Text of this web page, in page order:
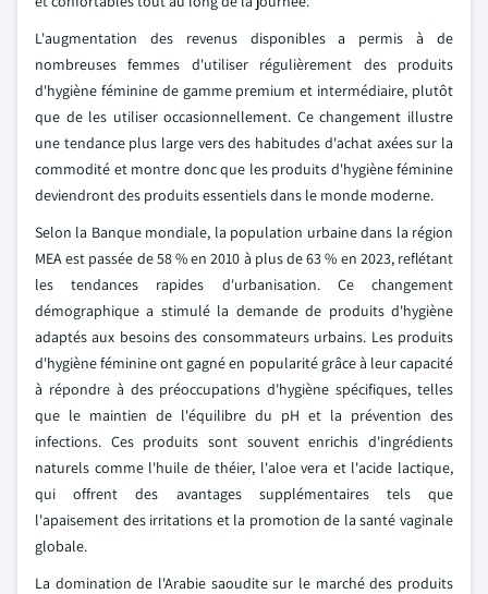
L'augmentation des revenus disponibles a permis à de
nombreuses femmes d'utiliser régulièrement des produits
d'hygiène féminine de gamme premium et intermédiaire, plutôt
que de les utiliser occasionnellement. Ce changement illustre
une tendance plus large vers des habitudes d'achat axées sur la
commodité et montre donc que les produits d'hygiène féminine
deviendront des produits essentiels dans le monde moderne.
Selon la Banque mondiale, la population urbaine dans la région
MEA est passée de 58 % en 2010 à plus de 63 % en 2023, reflétant
les tendances rapides d'urbanisation. Ce changement
démographique a stimulé la demande de produits d'hygiène
adaptés aux besoins des consommateurs urbains. Les produits
d'hygiène féminine ont gagné en popularité grâce à leur capacité
à répondre à des préoccupations d'hygiène spécifiques, telles
que le maintien de l'équilibre du pH et la prévention des
infections. Ces produits sont souvent enrichis d'ingrédients
naturels comme l'huile de théier, l'aloe vera et l'acide lactique,
qui offrent des avantages supplémentaires tels que
l'apaisement des irritations et la promotion de la santé vaginale
globale.
La domination de l'Arabie saoudite sur le marché des produits